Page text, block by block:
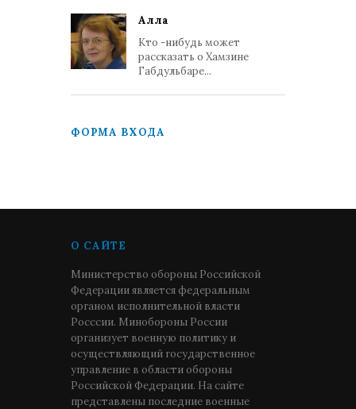
Алла
Кто -нибудь может
рассказать о Хамзине
Габдульбаре...
ФОРМА ВХОДА
О САЙТЕ
Министерство обороны Российской
Федерации является федеральным
органом исполнительной власти
Росссии. Минобороны России
организует военную политику и
осуществляющий государственное
управление в области обороны
Российской Федерации. На сайте
представлены последние военные